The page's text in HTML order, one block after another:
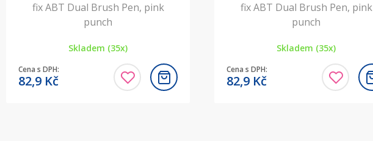
fix ABT Dual Brush Pen, pink
punch
Skladem (35x)
Cena s DPH:
82,9 Kč
fix ABT Dual Brush Pen, pink
punch
Skladem (35x)
Cena s DPH:
82,9 Kč